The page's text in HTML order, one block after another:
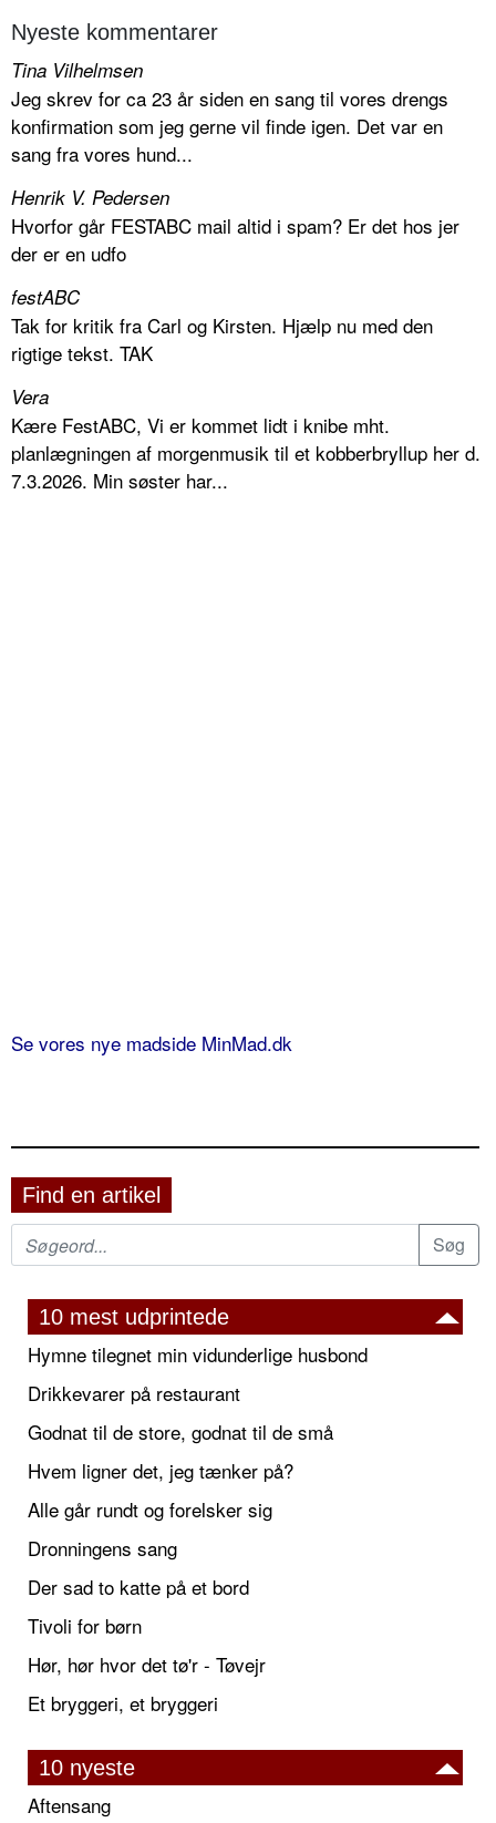
Nyeste kommentarer
Tina Vilhelmsen
Jeg skrev for ca 23 år siden en sang til vores drengs
konfirmation som jeg gerne vil finde igen. Det var en
sang fra vores hund...
Henrik V. Pedersen
Hvorfor går FESTABC mail altid i spam? Er det hos jer
der er en udfo
festABC
Tak for kritik fra Carl og Kirsten. Hjælp nu med den
rigtige tekst. TAK
Vera
Kære FestABC, Vi er kommet lidt i knibe mht.
planlægningen af morgenmusik til et kobberbryllup her d.
7.3.2026. Min søster har...
Se vores nye madside MinMad.dk
Find en artikel
10 mest udprintede
Hymne tilegnet min vidunderlige husbond
Drikkevarer på restaurant
Godnat til de store, godnat til de små
Hvem ligner det, jeg tænker på?
Alle går rundt og forelsker sig
Dronningens sang
Der sad to katte på et bord
Tivoli for børn
Hør, hør hvor det tø'r - Tøvejr
Et bryggeri, et bryggeri
10 nyeste
Aftensang